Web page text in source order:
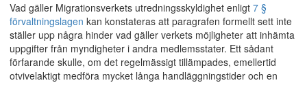
Vad gäller Migrationsverkets utredningsskyldighet enligt 7 §
förvaltningslagen kan konstateras att paragrafen formellt sett inte
ställer upp några hinder vad gäller verkets möjligheter att inhämta
uppgifter från myndigheter i andra medlemsstater. Ett sådant
förfarande skulle, om det regelmässigt tillämpades, emellertid
otvivelaktigt medföra mycket långa handläggningstider och en